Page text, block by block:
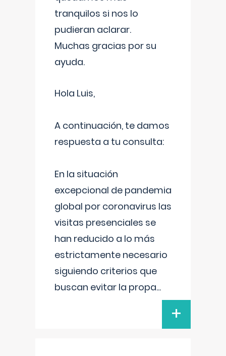
tranquilos si nos lo
pudieran aclarar.
Muchas gracias por su
ayuda.
Hola Luis,
A continuación, te damos
respuesta a tu consulta:
En la situación
excepcional de pandemia
global por coronavirus las
visitas presenciales se
han reducido a lo más
estrictamente necesario
siguiendo criterios que
buscan evitar la propa...
+